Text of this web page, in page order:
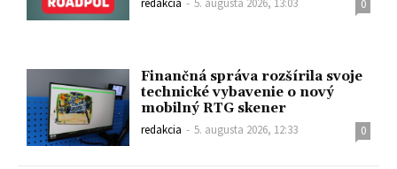
redakcia - 5. augusta 2026, 13:03 0
Finančná správa rozšírila svoje
technické vybavenie o nový
mobilný RTG skener
redakcia - 5. augusta 2026, 12:33 0